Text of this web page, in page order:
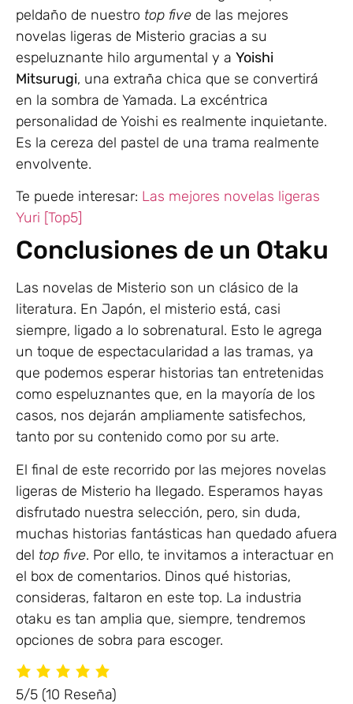
peldaño de nuestro top five de las mejores
novelas ligeras de Misterio gracias a su
espeluznante hilo argumental y a Yoishi
Mitsurugi, una extraña chica que se convertirá
en la sombra de Yamada. La excéntrica
personalidad de Yoishi es realmente inquietante.
Es la cereza del pastel de una trama realmente
envolvente.
Te puede interesar: Las mejores novelas ligeras
Yuri [Top5]
Conclusiones de un Otaku
Las novelas de Misterio son un clásico de la
literatura. En Japón, el misterio está, casi
siempre, ligado a lo sobrenatural. Esto le agrega
un toque de espectacularidad a las tramas, ya
que podemos esperar historias tan entretenidas
como espeluznantes que, en la mayoría de los
casos, nos dejarán ampliamente satisfechos,
tanto por su contenido como por su arte.
El final de este recorrido por las mejores novelas
ligeras de Misterio ha llegado. Esperamos hayas
disfrutado nuestra selección, pero, sin duda,
muchas historias fantásticas han quedado afuera
del top five. Por ello, te invitamos a interactuar en
el box de comentarios. Dinos qué historias,
consideras, faltaron en este top. La industria
otaku es tan amplia que, siempre, tendremos
opciones de sobra para escoger.
5/5 (10 Reseña)